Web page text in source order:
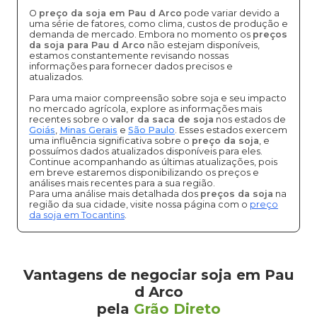
O preço da soja em Pau d Arco pode variar devido a
uma série de fatores, como clima, custos de produção e
demanda de mercado. Embora no momento os preços
da soja para Pau d Arco não estejam disponíveis,
estamos constantemente revisando nossas
informações para fornecer dados precisos e
atualizados.
Para uma maior compreensão sobre soja e seu impacto
no mercado agrícola, explore as informações mais
recentes sobre o valor da saca de soja nos estados de
Goiás, Minas Gerais e São Paulo. Esses estados exercem
uma influência significativa sobre o preço da soja, e
possuímos dados atualizados disponíveis para eles.
Continue acompanhando as últimas atualizações, pois
em breve estaremos disponibilizando os preços e
análises mais recentes para a sua região.
Para uma análise mais detalhada dos preços da soja na
região da sua cidade, visite nossa página com o preço
da soja em Tocantins.
Vantagens de negociar soja em Pau
d Arco
pela Grão Direto